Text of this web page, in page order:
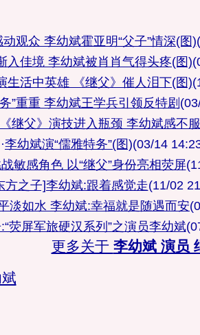
动观众 李幼斌霍亚明“父子”情深(图)
入佳境 李幼斌被肖肖气得头疼(图)
生活中英雄 《继父》催人泪下(图)
”重重 李幼斌王学兵引领反特剧
继父》演技进入瓶颈 李幼斌感不服
·李幼斌演“儒雅特务”(图)(03/14
敏感角色 以“继父”身份亮相荧屏
方之子]李幼斌:跟着感觉走(11/02
淡如水 李幼斌:幸福就是随遇而安
荧屏军旅硬汉系列”之演员李幼斌
更多关于 李幼斌 演员